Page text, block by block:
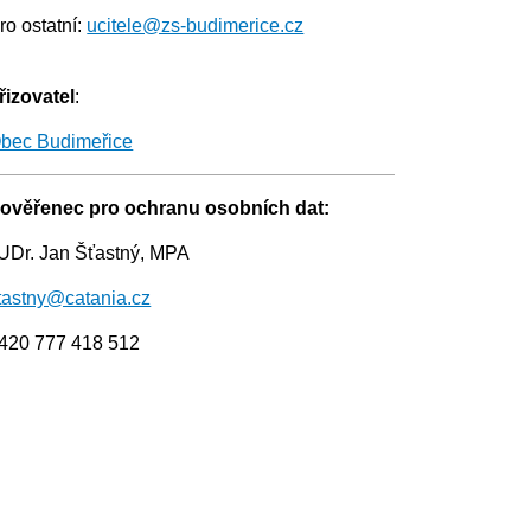
ostatní: ucitele@zs-budimerice.cz
:
Budimeřice
pro ochranu osobních dat:
Jan Šťastný, MPA
777 418 512